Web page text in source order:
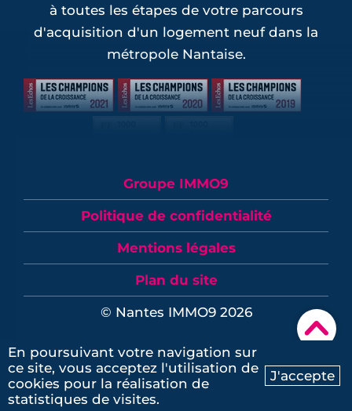
Ma recherche Contactez-nous
▾
à toutes les étapes de votre parcours
d'acquisition d'un logement neuf dans la
métropole Nantaise.
Groupe IMMO9
Politique de confidentialité
Mentions légales
Plan du site
© Nantes IMMO9 2026
Contactez-nous
En poursuivant votre navigation sur
ce site, vous acceptez l'utilisation de
cookies pour la réalisation de
statistiques de visites.
J'accepte